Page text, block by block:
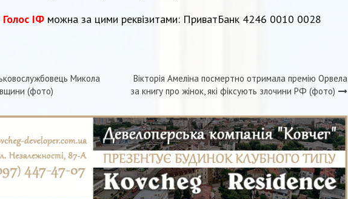
Голос ІФ можна за цими реквізитами: ПриватБанк 4246 0010 0028
Микола
(фото)
Вікторія Амеліна посмертно отримала премію Орвела
за книгу про жінок, які фіксують злочини РФ (фото)